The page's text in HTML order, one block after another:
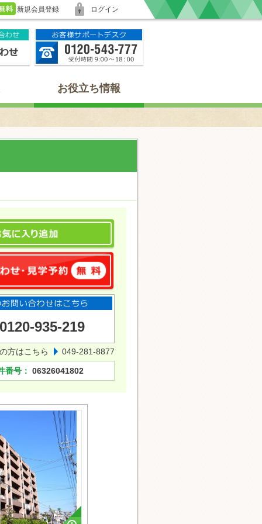
新規会員登録 ログイン
お役立ち情報
0120-935-219
方はこちら 049-281-8877
番号： 06326041802